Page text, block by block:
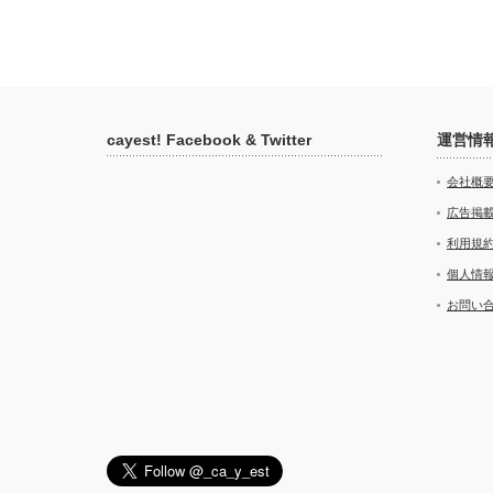
cayest! Facebook & Twitter 運営情
会社概
広告掲
利用規
個人情
お問い